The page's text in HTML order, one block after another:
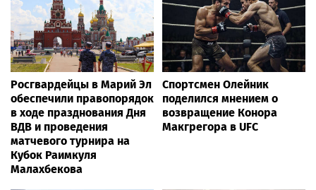
Росгвардейцы в Марий Эл
обеспечили правопорядок
в ходе празднования Дня
ВДВ и проведения
матчевого турнира на
Кубок Раимкуля
Малахбекова
Спортсмен Олейник
поделился мнением о
возвращение Конора
Макгрегора в UFC